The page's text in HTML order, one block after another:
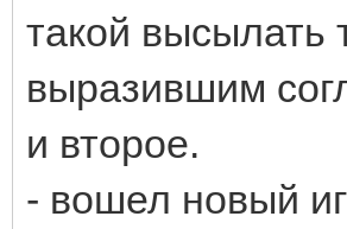
такой высылать
выразившим
и второе.
- вошел новый